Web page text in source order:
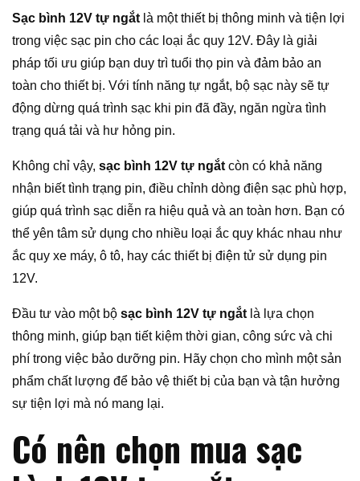
Sạc bình 12V tự ngắt là một thiết bị thông minh và tiện lợi
trong việc sạc pin cho các loại ắc quy 12V. Đây là giải
pháp tối ưu giúp bạn duy trì tuổi thọ pin và đảm bảo an
toàn cho thiết bị. Với tính năng tự ngắt, bộ sạc này sẽ tự
động dừng quá trình sạc khi pin đã đầy, ngăn ngừa tình
trạng quá tải và hư hỏng pin.
Không chỉ vậy, sạc bình 12V tự ngắt còn có khả năng
nhận biết tình trạng pin, điều chỉnh dòng điện sạc phù hợp,
giúp quá trình sạc diễn ra hiệu quả và an toàn hơn. Bạn có
thể yên tâm sử dụng cho nhiều loại ắc quy khác nhau như
ắc quy xe máy, ô tô, hay các thiết bị điện tử sử dụng pin
12V.
Đầu tư vào một bộ sạc bình 12V tự ngắt là lựa chọn
thông minh, giúp bạn tiết kiệm thời gian, công sức và chi
phí trong việc bảo dưỡng pin. Hãy chọn cho mình một sản
phẩm chất lượng để bảo vệ thiết bị của bạn và tận hưởng
sự tiện lợi mà nó mang lại.
Có nên chọn mua sạc